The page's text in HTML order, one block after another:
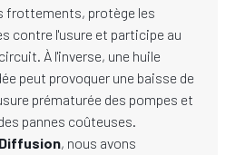
frottements, protège les
contre l'usure et participe au
À l'inverse, une huile
peut provoquer une baisse de
prématurée des pompes et
pannes coûteuses.
, nous avons